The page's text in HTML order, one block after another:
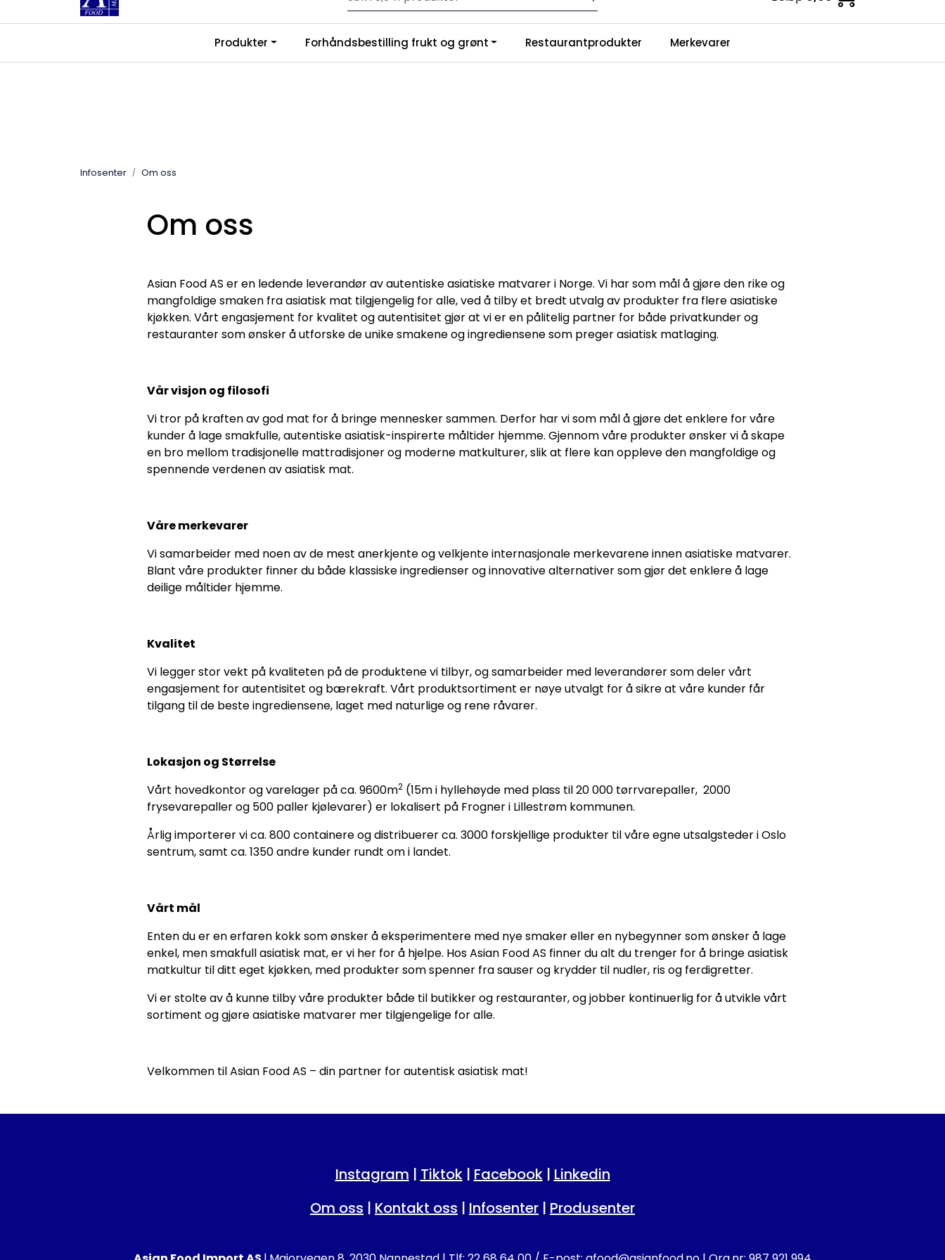
Skip to main content Velkommen til vår nye nettbutikk! Trykk her for å lese mer
Ledige stillinger | Franchise | Om oss Infosenter
Produkter Forhåndsbestilling frukt og grønt Restaurantprodukter Merkevarer
Infosenter Om oss
Om oss
Asian Food AS er en ledende leverandør av autentiske asiatiske matvarer i Norge. Vi har som mål å gjøre den rike og
mangfoldige smaken fra asiatisk mat tilgjengelig for alle, ved å tilby et bredt utvalg av produkter fra flere asiatiske
kjøkken. Vårt engasjement for kvalitet og autentisitet gjør at vi er en pålitelig partner for både privatkunder og
restauranter som ønsker å utforske de unike smakene og ingrediensene som preger asiatisk matlaging.
Vår visjon og filosofi
Vi tror på kraften av god mat for å bringe mennesker sammen. Derfor har vi som mål å gjøre det enklere for våre
kunder å lage smakfulle, autentiske asiatisk-inspirerte måltider hjemme. Gjennom våre produkter ønsker vi å skape
en bro mellom tradisjonelle mattradisjoner og moderne matkulturer, slik at flere kan oppleve den mangfoldige og
spennende verdenen av asiatisk mat.
Våre merkevarer
Vi samarbeider med noen av de mest anerkjente og velkjente internasjonale merkevarene innen asiatiske matvarer.
Blant våre produkter finner du både klassiske ingredienser og innovative alternativer som gjør det enklere å lage
deilige måltider hjemme.
Kvalitet
Vi legger stor vekt på kvaliteten på de produktene vi tilbyr, og samarbeider med leverandører som deler vårt
engasjement for autentisitet og bærekraft. Vårt produktsortiment er nøye utvalgt for å sikre at våre kunder får
tilgang til de beste ingrediensene, laget med naturlige og rene råvarer.
Lokasjon og Størrelse
Vårt hovedkontor og varelager på ca. 9600m2 (15m i hyllehøyde med plass til 20 000 tørrvarepaller, 2000
frysevarepaller og 500 paller kjølevarer) er lokalisert på Frogner i Lillestrøm kommunen.
Årlig importerer vi ca. 800 containere og distribuerer ca. 3000 forskjellige produkter til våre egne utsalgsteder i Oslo
sentrum, samt ca. 1350 andre kunder rundt om i landet.
Vårt mål
Enten du er en erfaren kokk som ønsker å eksperimentere med nye smaker eller en nybegynner som ønsker å lage
enkel, men smakfull asiatisk mat, er vi her for å hjelpe. Hos Asian Food AS finner du alt du trenger for å bringe asiatisk
matkultur til ditt eget kjøkken, med produkter som spenner fra sauser og krydder til nudler, ris og ferdigretter.
Vi er stolte av å kunne tilby våre produkter både til butikker og restauranter, og jobber kontinuerlig for å utvikle vårt
sortiment og gjøre asiatiske matvarer mer tilgjengelige for alle.
Velkommen til Asian Food AS – din partner for autentisk asiatisk mat!
Instagram | Tiktok| Facebook| Linkedin
Om oss | Kontakt oss | Infosenter | Produsenter